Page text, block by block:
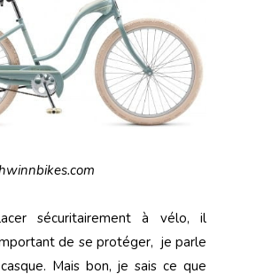
sécuritairement à vélo, il
de se protéger, je parle
Mais bon, je sais ce que